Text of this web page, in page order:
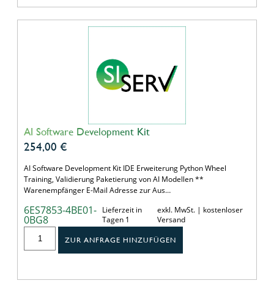
AI Software Development Kit
254,00 €
AI Software Development Kit IDE Erweiterung Python Wheel
Training, Validierung Paketierung von AI Modellen **
Warenempfänger E-Mail Adresse zur Aus…
6ES7853-4BE01-
0BG8
Lieferzeit in
Tagen 1
exkl. MwSt. | kostenloser
Versand
ZUR ANFRAGE HINZUFÜGEN